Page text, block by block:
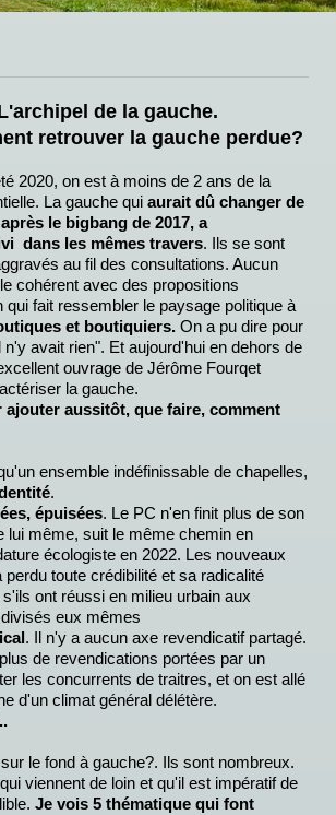
de la gauche.
retrouver la gauche perdue?
2020, on est à moins de 2 ans de la
La gauche qui aurait dû changer de
le bigbang de 2017, a
dans les mêmes travers. Ils se sont
au fil des consultations. Aucun
cohérent avec des propositions
fait ressembler le paysage politique à
et boutiquiers. On a pu dire pour
avait rien". Et aujourd'hui en dehors de
ouvrage de Jérôme Fourqet
la gauche.
aussitôt, que faire, comment
ensemble indéfinissable de chapelles,
.
épuisées. Le PC n'en finit plus de son
lui même, suit le même chemin en
écologiste en 2022. Les nouveaux
toute crédibilité et sa radicalité
ont réussi en milieu urbain aux
eux mêmes
. Il n'y a aucun axe revendicatif partagé.
de revendications portées par un
les concurrents de traitres, et on est allé
d'un climat général délétère.
sur le fond à gauche?. Ils sont nombreux.
viennent de loin et qu'il est impératif de
Je vois 5 thématique qui font